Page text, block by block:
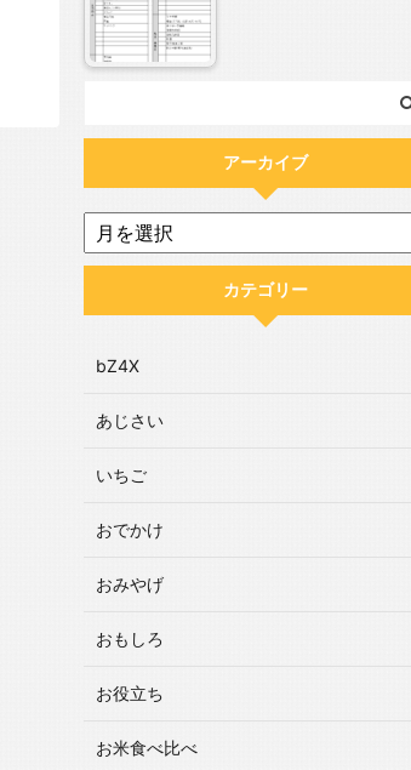
アーカイブ
カテゴリー
bZ4X
あじさい
いちご
おでかけ
おみやげ
おもしろ
お役立ち
お米食べ比べ